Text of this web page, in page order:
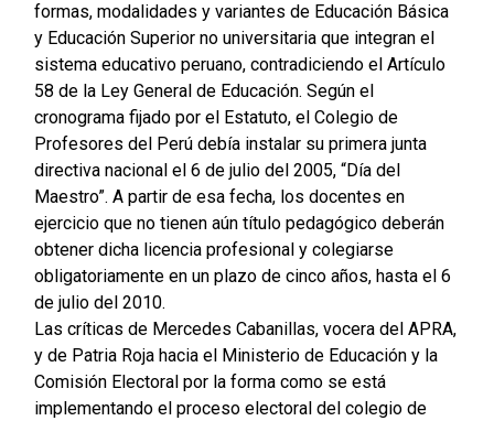
formas, modalidades y variantes de Educación Básica
y Educación Superior no universitaria que integran el
sistema educativo peruano, contradiciendo el Artículo
58 de la Ley General de Educación. Según el
cronograma fijado por el Estatuto, el Colegio de
Profesores del Perú debía instalar su primera junta
directiva nacional el 6 de julio del 2005, “Día del
Maestro”. A partir de esa fecha, los docentes en
ejercicio que no tienen aún título pedagógico deberán
obtener dicha licencia profesional y colegiarse
obligatoriamente en un plazo de cinco años, hasta el 6
de julio del 2010.
Las críticas de Mercedes Cabanillas, vocera del APRA,
y de Patria Roja hacia el Ministerio de Educación y la
Comisión Electoral por la forma como se está
implementando el proceso electoral del colegio de